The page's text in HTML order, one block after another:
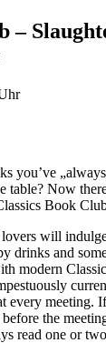
–
you’ve
table? Now
Book
will
drinks and
modern
every meeting.
the
read one or two